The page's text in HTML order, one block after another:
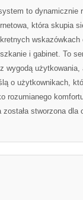
to dynamicznie
która skupia
i gabinet. To
wygodą użytkowania,
o użytkownikach,
rozumianego
stworzona